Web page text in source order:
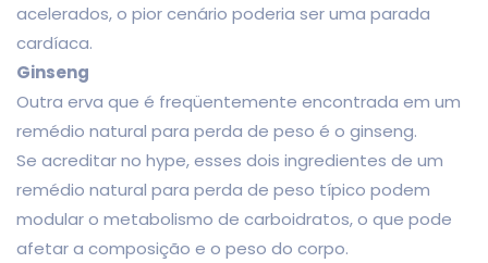
acelerados, o pior cenário poderia ser uma parada
cardíaca.
Ginseng
Outra erva que é freqüentemente encontrada em um
remédio natural para perda de peso é o ginseng.
Se acreditar no hype, esses dois ingredientes de um
remédio natural para perda de peso típico podem
modular o metabolismo de carboidratos, o que pode
afetar a composição e o peso do corpo.